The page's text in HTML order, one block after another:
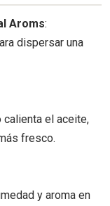
Aroms:
dispersar una
calienta el aceite,
fresco.
y aroma en